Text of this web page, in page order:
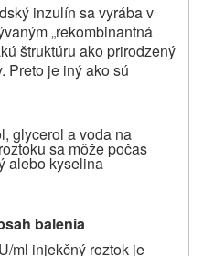
inzulín sa vyrába v
„rekombinantná
štruktúru ako prirodzený
Preto je iný ako sú
glycerol a voda na
sa môže počas
alebo kyselina
balenia
ml injekčný roztok je